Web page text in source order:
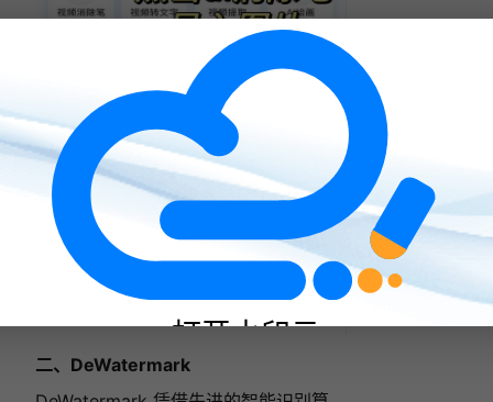
二、DeWatermark
打开水印云
10W+用户都在使用的轻松去水印神器